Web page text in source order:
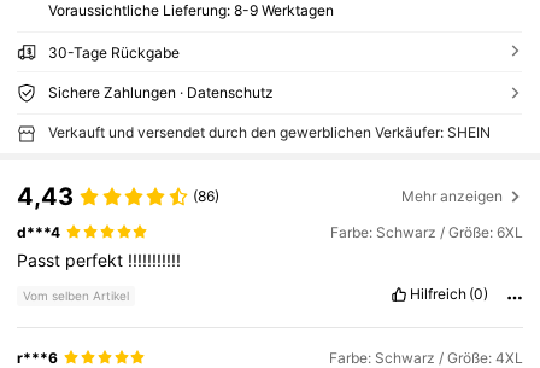
Voraussichtliche Lieferung: 8-9 Werktagen
30-Tage Rückgabe
Sichere Zahlungen · Datenschutz
Verkauft und versendet durch den gewerblichen Verkäufer: SHEIN
4,43 (86) Mehr anzeigen
d***4 Farbe: Schwarz / Größe: 6XL
Passt perfekt !!!!!!!!!!!
Vom selben Artikel Hilfreich (0)
r***6 Farbe: Schwarz / Größe: 4XL